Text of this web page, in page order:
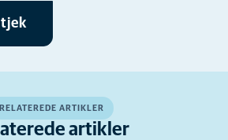
RELATEREDE ARTIKLER
artikler